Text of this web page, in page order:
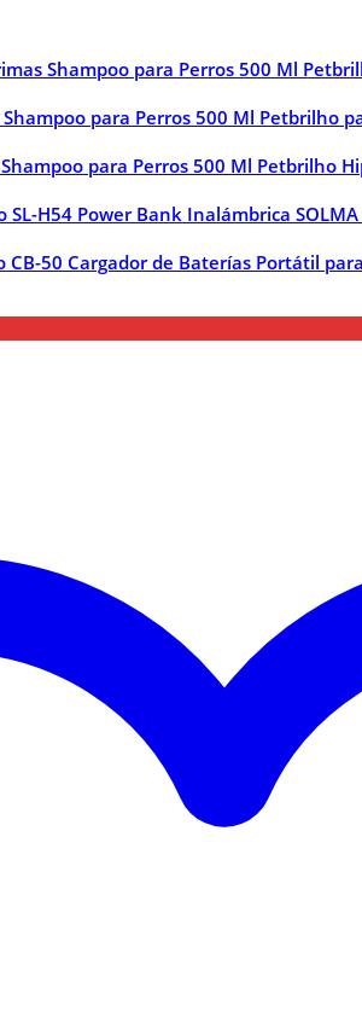
Shampoo para Perros 500 Ml
Shampoo para Perros 500 Ml Petbrilho
Shampoo para Perros 500 Ml Petbrilho
Power Bank Inalámbrica
Cargador de Baterías Portátil